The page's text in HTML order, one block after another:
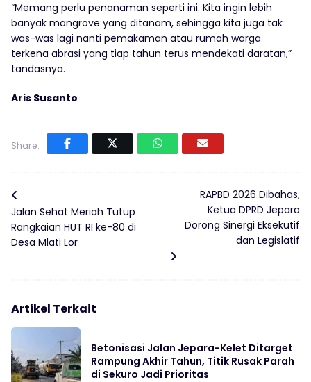
“Memang perlu penanaman seperti ini. Kita ingin lebih
banyak mangrove yang ditanam, sehingga kita juga tak
was-was lagi nanti pemakaman atau rumah warga
terkena abrasi yang tiap tahun terus mendekati daratan,”
tandasnya.
Aris Susanto
Share:
Jalan Sehat Meriah Tutup
Rangkaian HUT RI ke-80 di
Desa Mlati Lor
RAPBD 2026 Dibahas,
Ketua DPRD Jepara
Dorong Sinergi Eksekutif
dan Legislatif
Artikel Terkait
Betonisasi Jalan Jepara-Kelet Ditarget
Rampung Akhir Tahun, Titik Rusak Parah
di Sekuro Jadi Prioritas